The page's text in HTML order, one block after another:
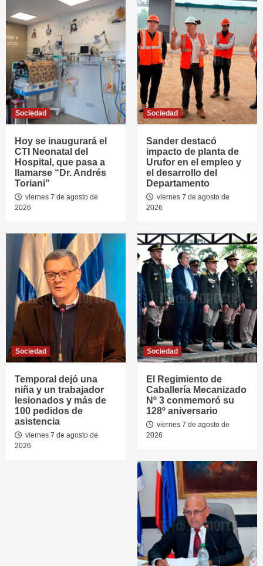
Sociedad
Hoy se inaugurará el
CTI Neonatal del
Hospital, que pasa a
llamarse “Dr. Andrés
Toriani”
viernes 7 de agosto de
2026
Sociedad
Sander destacó
impacto de planta de
Urufor en el empleo y
el desarrollo del
Departamento
viernes 7 de agosto de
2026
Sociedad
Temporal dejó una
niña y un trabajador
lesionados y más de
100 pedidos de
asistencia
viernes 7 de agosto de
2026
Sociedad
El Regimiento de
Caballería Mecanizado
Nº 3 conmemoró su
128º aniversario
viernes 7 de agosto de
2026